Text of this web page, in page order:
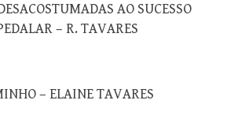
AO SUCESSO
– R. TAVARES
– ELAINE TAVARES